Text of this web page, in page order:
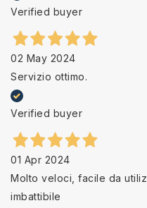
Verified buyer
02 May 2024
Servizio ottimo.
Verified buyer
01 Apr 2024
Molto veloci, facile da
imbattibile